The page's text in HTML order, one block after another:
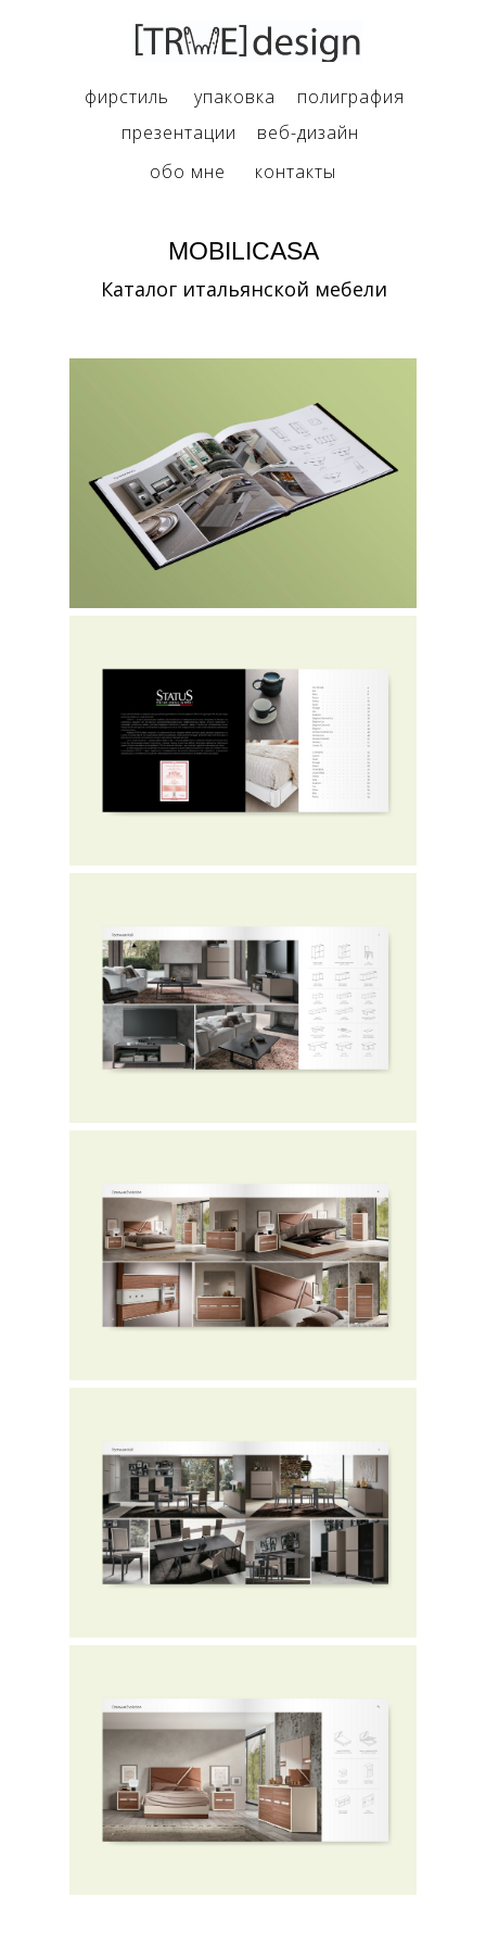
фирстиль
полиграфия
презентации
веб-дизайн
обо мне
контакты
упаковка
MOBILICASA
Каталог итальянской мебели